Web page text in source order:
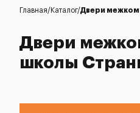
Главная Каталог Двери
Двери
школы